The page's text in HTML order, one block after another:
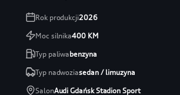
Rok produkcji2026
Moc silnika400KM
Typ paliwabenzyna
Typ nadwoziasedan / limuzyna
SalonAudi Gdańsk Stadion Sport